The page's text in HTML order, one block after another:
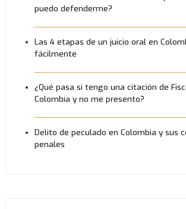
puedo defenderme?
Las 4 etapas de un juicio oral en
fácilmente
¿Qué pasa si tengo una citación de
Colombia y no me presento?
Delito de peculado en Colombia y sus
penales